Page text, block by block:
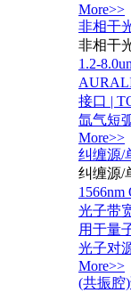
More>>
非相干
非相干
1.2-
接口 |
氙气短
More>>
纠缠源/
纠缠源/
光子带
用于量
光子对
More>>
(共振腔